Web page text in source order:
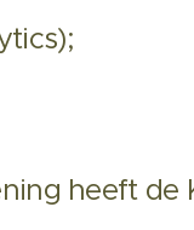
heeft de